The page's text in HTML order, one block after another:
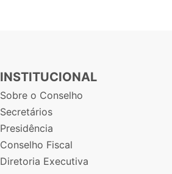
INSTITUCIONAL
Sobre o Conselho
Secretários
Presidência
Conselho Fiscal
Diretoria Executiva